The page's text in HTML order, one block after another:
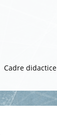
Cadre didactice